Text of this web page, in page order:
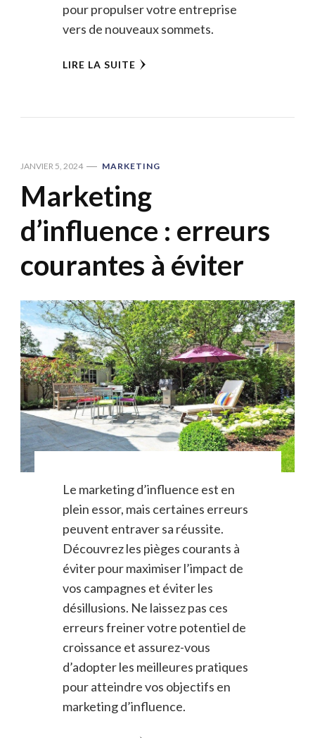
pour propulser votre entreprise
vers de nouveaux sommets.
LIRE LA SUITE
JANVIER 5, 2024 MARKETING
Marketing
d’influence : erreurs
courantes à éviter
Le marketing d’influence est en
plein essor, mais certaines erreurs
peuvent entraver sa réussite.
Découvrez les pièges courants à
éviter pour maximiser l’impact de
vos campagnes et éviter les
désillusions. Ne laissez pas ces
erreurs freiner votre potentiel de
croissance et assurez-vous
d’adopter les meilleures pratiques
pour atteindre vos objectifs en
marketing d’influence.